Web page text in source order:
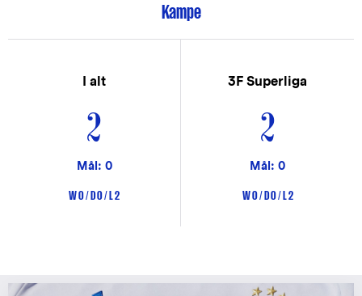
Kampe
I alt
2
Mål: 0
W 0 / D 0 / L 2
3F Superliga
2
Mål: 0
W 0 / D 0 / L 2